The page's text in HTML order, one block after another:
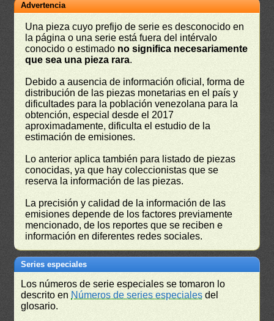
Advertencia
Una pieza cuyo prefijo de serie es desconocido en
la página o una serie está fuera del intérvalo
conocido o estimado no significa necesariamente
que sea una pieza rara.
Debido a ausencia de información oficial, forma de
distribución de las piezas monetarias en el país y
dificultades para la población venezolana para la
obtención, especial desde el 2017
aproximadamente, dificulta el estudio de la
estimación de emisiones.
Lo anterior aplica también para listado de piezas
conocidas, ya que hay coleccionistas que se
reserva la información de las piezas.
La precisión y calidad de la información de las
emisiones depende de los factores previamente
mencionado, de los reportes que se reciben e
información en diferentes redes sociales.
Series especiales
Los números de serie especiales se tomaron lo
descrito en Números de series especiales del
glosario.